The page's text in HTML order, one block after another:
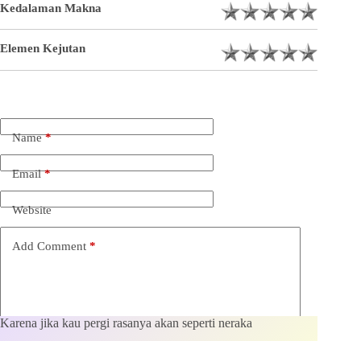
Kedalaman Makna
Elemen Kejutan
Name*
Email*
Website
Add Comment *
Karena jika kau pergi rasanya akan seperti neraka